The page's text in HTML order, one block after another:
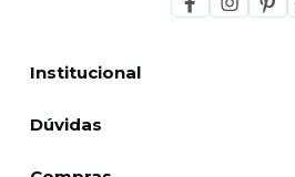
Institucional
Dúvidas